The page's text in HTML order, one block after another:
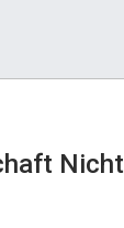
Nicht